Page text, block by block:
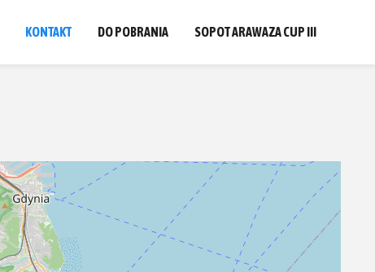
KONTAKT DO POBRANIA SOPOT ARAWAZA CUP III